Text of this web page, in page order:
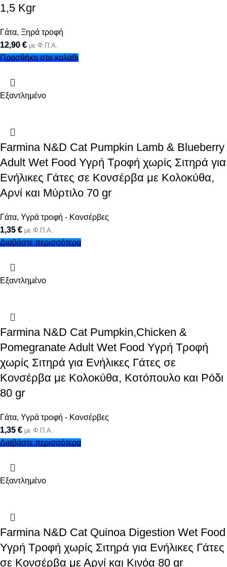
1,5 Kgr
Γάτα, Ξηρά τροφή
12,90 € με Φ.Π.Α.
Προσθήκη στο καλάθι
Εξαντλημένο
Farmina N&D Cat Pumpkin Lamb & Blueberry
Adult Wet Food Υγρή Τροφή χωρίς Σιτηρά για
Ενήλικες Γάτες σε Κονσέρβα με Κολοκύθα,
Αρνί και Μύρτιλο 70 gr
Γάτα, Υγρά τροφή - Κονσέρβες
1,35 € με Φ.Π.Α.
Διαβάστε περισσότερα
Εξαντλημένο
Farmina N&D Cat Pumpkin,Chicken &
Pomegranate Adult Wet Food Υγρή Τροφή
χωρίς Σιτηρά για Ενήλικες Γάτες σε
Κονσέρβα με Κολοκύθα, Κοτόπουλο και Ρόδι
80 gr
Γάτα, Υγρά τροφή - Κονσέρβες
1,35 € με Φ.Π.Α.
Διαβάστε περισσότερα
Εξαντλημένο
Farmina N&D Cat Quinoa Digestion Wet Food
Υγρή Τροφή χωρίς Σιτηρά για Ενήλικες Γάτες
σε Κονσέρβα με Αρνί και Κινόα 80 gr